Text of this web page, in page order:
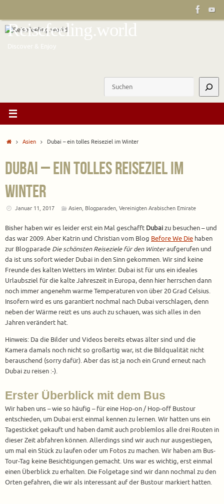
springen
Reisefeeling.world
Discover & Enjoy
StartAsien Dubai – ein tolles Reiseziel im Winter
Dubai – ein tolles Reiseziel im
Winter
Januar 11, 2017 Asien, Blogparaden,Vereinigten Arabischen Emirate
Bisher haben wir es leider erst ein Mal geschafft Dubaizu besuchen – und
das war 2009. Aber Katrin und Christian vom Blog Before We Die haben
zur Blogparade Die schönsten Reiseziele für den Winteraufgerufen und
da ist uns sofort wieder Dubai in den Sinn gekommen. Wir sind keine
Freunde des kalten Wetters im Winter. Dubai ist für uns ein ideales
Urlaubsziel für die kalte Jahreszeit in Europa, denn hier herrschen dann
noch immer angenehm warme Temperaturen von über 20 Grad Celsius.
Insofern wird es uns garantiert nochmal nach Dubai verschlagen, denn
neben der Wärme reizt es uns auch zu schauen, was sich alles in den
Jahren verändert hat.
Hinweis: Da die Bilder und Videos bereits etwas älter sind und die
Kamera damals noch nicht so großartig war, ist die Bildqualität nicht
berauschend (sorry dafür). Aber das ist ja noch ein Grund erneut nach
Dubai zu reisen :-).
Erster Überblick mit dem Bus
Wir haben uns – wie so häufig – für eine Hop-on / Hop-off Bustour
entschieden, um Dubai erst einmal kennen zu lernen. Wir hatten uns ein
Tagesticket gekauft und haben damit auch problemlos alle drei Routen in
dieser Zeit abfahren können. Allerdings sind wir auch nur ausgestiegen,
um mal ein Stück zu laufen oder um Fotos zu machen. Wir haben am Bus-
Tour-Tag keine Besichtigungen gemacht. Uns war es wichtig, erst einmal
einen Überblick zu erhalten. Die Folgetage sind wir dann nochmal zu den
Orten gefahren, die wir als interessant auf der Bustour markiert hatten.